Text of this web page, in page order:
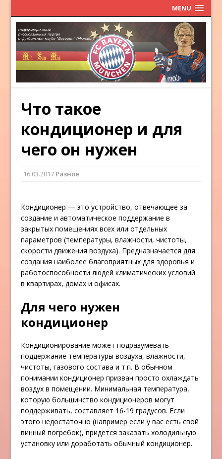
MENU
Что такое
кондиционер и для
чего он нужен
16.03.2017 Разное
Кондиционер — это устройство, отвечающее за
создание и автоматическое поддержание в
закрытых помещениях всех или отдельных
параметров (температуры, влажности, чистоты,
скорости движения воздуха). Предназначается для
создания наиболее благоприятных для здоровья и
работоспособности людей климатических условий
в квартирах, домах и офисах.
Для чего нужен
кондиционер
Кондиционирование может подразумевать
поддержание температуры воздуха, влажности,
чистоты, газового состава и т.п. В обычном
понимании кондиционер призван просто охлаждать
воздух в помещении. Минимальная температура,
которую большинство кондиционеров могут
поддерживать, составляет 16-19 градусов. Если
этого недостаточно (например если у вас есть свой
винный погребок), придется заказать холодильную
установку или доработать обычный кондиционер.